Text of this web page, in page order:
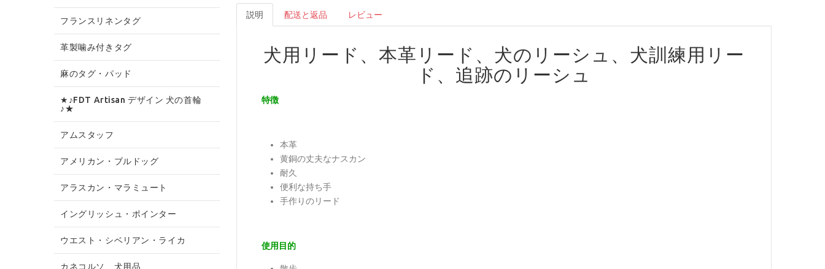
説明 配送と返品 レビュー
犬用リード、本革リード、犬のリーシュ、犬訓練用リー
ド、追跡のリーシュ
特徴
本革
黄銅の丈夫なナスカン
耐久
便利な持ち手
手作りのリード
使用目的
フランスリネンタグ
革製噛み付きタグ
麻のタグ・パッド
★♪FDT Artisan デザイン 犬の首輪
♪★
アムスタッフ
アメリカン・ブルドッグ
アラスカン・マラミュート
イングリッシュ・ポインター
ウエスト・シベリアン・ライカ
カネコルソ 犬用品